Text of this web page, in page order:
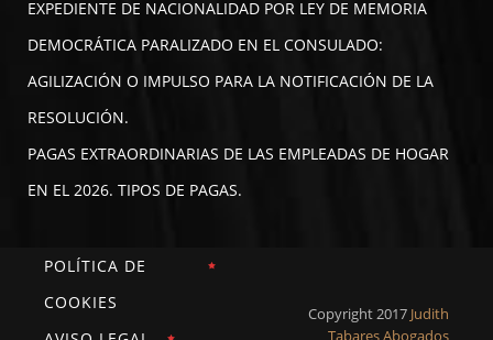
EXPEDIENTE DE NACIONALIDAD POR LEY DE MEMORIA
DEMOCRÁTICA PARALIZADO EN EL CONSULADO:
AGILIZACIÓN O IMPULSO PARA LA NOTIFICACIÓN DE LA
RESOLUCIÓN.
PAGAS EXTRAORDINARIAS DE LAS EMPLEADAS DE HOGAR
EN EL 2026. TIPOS DE PAGAS.
POLÍTICA DE
COOKIES
Copyright 2017 Judith
Tabares Abogados